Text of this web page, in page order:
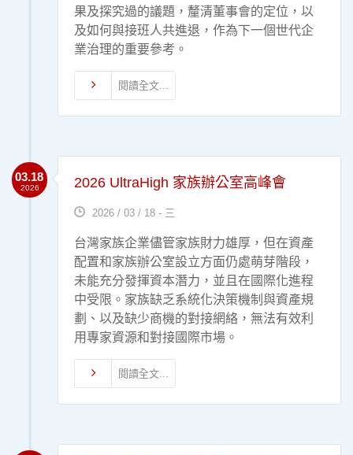
果及探究過的議題，釐清董事會的定位，以
及如何與接班人共進退，作為下一個世代企
業治理的重要參考。
閱讀全文...
03.18
2026 2026 UltraHigh 家族辦公室高峰會
2026 / 03 / 18 - 三
台灣家族企業儘管家族財力雄厚，但在資產
配置和家族辦公室設立方面仍處萌芽階段，
未能充分發揮資本潛力，並且在國際化進程
中受限。家族缺乏系統化決策機制與資產規
劃、以及缺少商機的對接網絡，無法有效利
用專家資源和對接國際市場。
閱讀全文...